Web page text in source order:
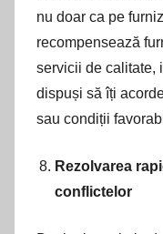
nu doar ca pe
recompensează
servicii de calitate,
dispuși să îți
sau condiții
Rezolvarea
conflictelor